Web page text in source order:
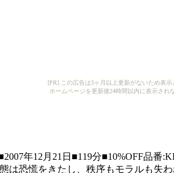
[PR] この広告は3ヶ月以上更新がないため表示
ホームページを更新後24時間以内に表示され
年12月21日■119分■10%OFF品番
恐慌をきたし、秩序もモラルも失